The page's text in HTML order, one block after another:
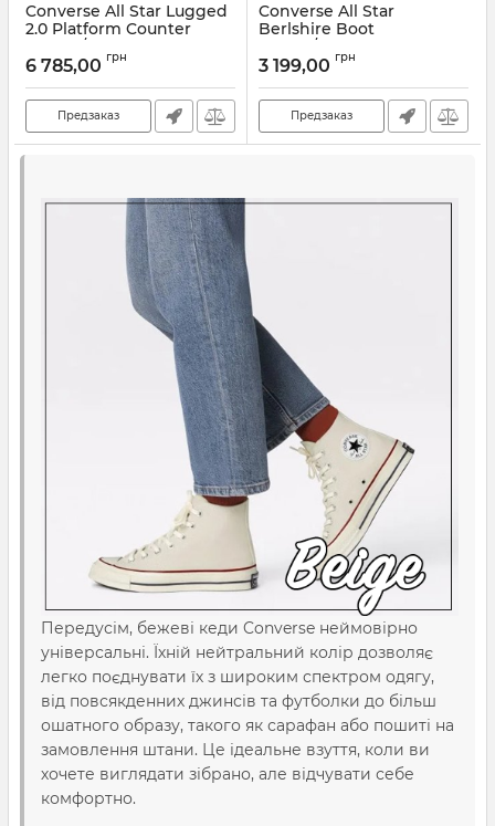
Converse All Star Lugged
2.0 Platform Counter
(White/Dusk)
Артикул: A04668C
6 785,00 грн
Предзаказ
Converse All Star
Berlshire Boot
(Beige/White)
Артикул: A04649C
3 199,00 грн
Предзаказ
Передусім, бежеві кеди Converse неймовірно
універсальні. Їхній нейтральний колір дозволяє
легко поєднувати їх з широким спектром одягу,
від повсякденних джинсів та футболки до більш
ошатного образу, такого як сарафан або пошиті на
замовлення штани. Це ідеальне взуття, коли ви
хочете виглядати зібрано, але відчувати себе
комфортно.